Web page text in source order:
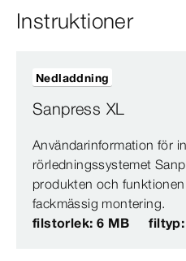
Instruktioner
Sanpress XL
Användarinformation för
rörledningssystemet
produkten och
fackmässig montering.
filstorlek: 6 MB
filtyp:
Nedladdning